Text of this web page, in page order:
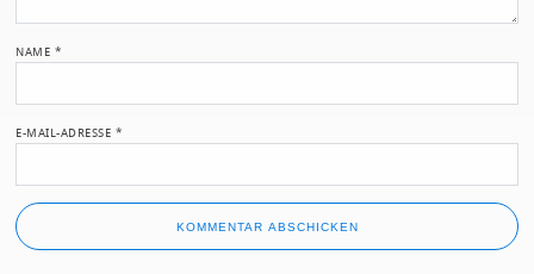
NAME *
E-MAIL-ADRESSE *